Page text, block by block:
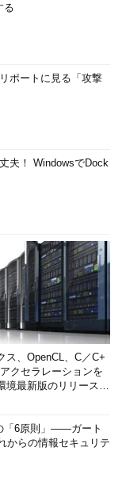
る
ポートに見る「攻撃
夫！ WindowsでDock
ス、OpenCL、C／C+
クセラレーションを
境最新版のリリースを
「6原則」――ガート
からの情報セキュリテ